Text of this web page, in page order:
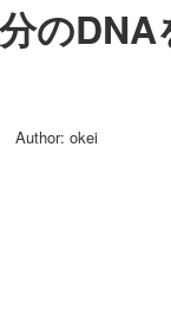
の
Author: okei